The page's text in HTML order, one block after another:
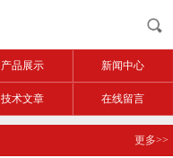
产品展示 新闻中心
技术文章 在线留言
更多>>